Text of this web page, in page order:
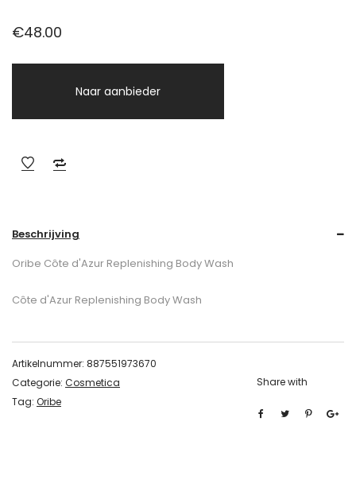
€48.00
Naar aanbieder
Beschrijving
Oribe Côte d'Azur Replenishing Body Wash
Côte d'Azur Replenishing Body Wash
Artikelnummer: 887551973670
Categorie: Cosmetica
Tag: Oribe
Share with